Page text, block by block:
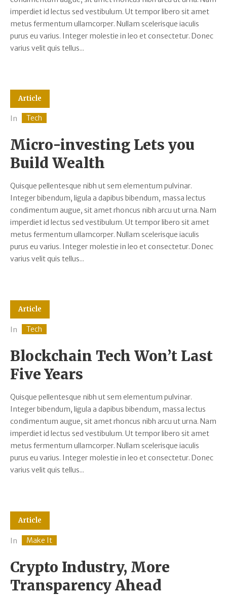
imperdiet id lectus sed vestibulum. Ut tempor libero sit amet
metus fermentum ullamcorper. Nullam scelerisque iaculis
purus eu varius. Integer molestie in leo et consectetur. Donec
varius velit quis tellus...
Article
In Tech
Micro-investing Lets you
Build Wealth
Quisque pellentesque nibh ut sem elementum pulvinar.
Integer bibendum, ligula a dapibus bibendum, massa lectus
condimentum augue, sit amet rhoncus nibh arcu ut urna. Nam
imperdiet id lectus sed vestibulum. Ut tempor libero sit amet
metus fermentum ullamcorper. Nullam scelerisque iaculis
purus eu varius. Integer molestie in leo et consectetur. Donec
varius velit quis tellus...
Article
In Tech
Blockchain Tech Won’t Last
Five Years
Quisque pellentesque nibh ut sem elementum pulvinar.
Integer bibendum, ligula a dapibus bibendum, massa lectus
condimentum augue, sit amet rhoncus nibh arcu ut urna. Nam
imperdiet id lectus sed vestibulum. Ut tempor libero sit amet
metus fermentum ullamcorper. Nullam scelerisque iaculis
purus eu varius. Integer molestie in leo et consectetur. Donec
varius velit quis tellus...
Article
In Make It
Crypto Industry, More
Transparency Ahead